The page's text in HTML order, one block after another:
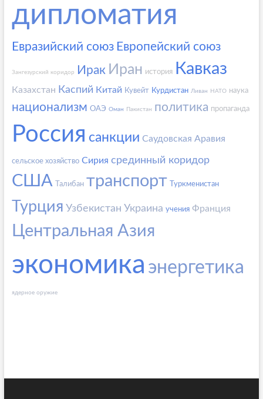
дипломатия
Евразийский союз Европейский союз
Зангезурский коридор Ирак Иран история Кавказ
Казахстан Каспий Китай Кувейт Курдистан Ливан НАТО наука
национализм ОАЭ Оман Пакистан политика пропаганда
Россия санкции Саудовская Аравия
сельское хозяйство Сирия срединный коридор
США Талибан транспорт Туркменистан
Турция Узбекистан Украина учения Франция
Центральная Азия
экономика энергетика
ядерное оружие